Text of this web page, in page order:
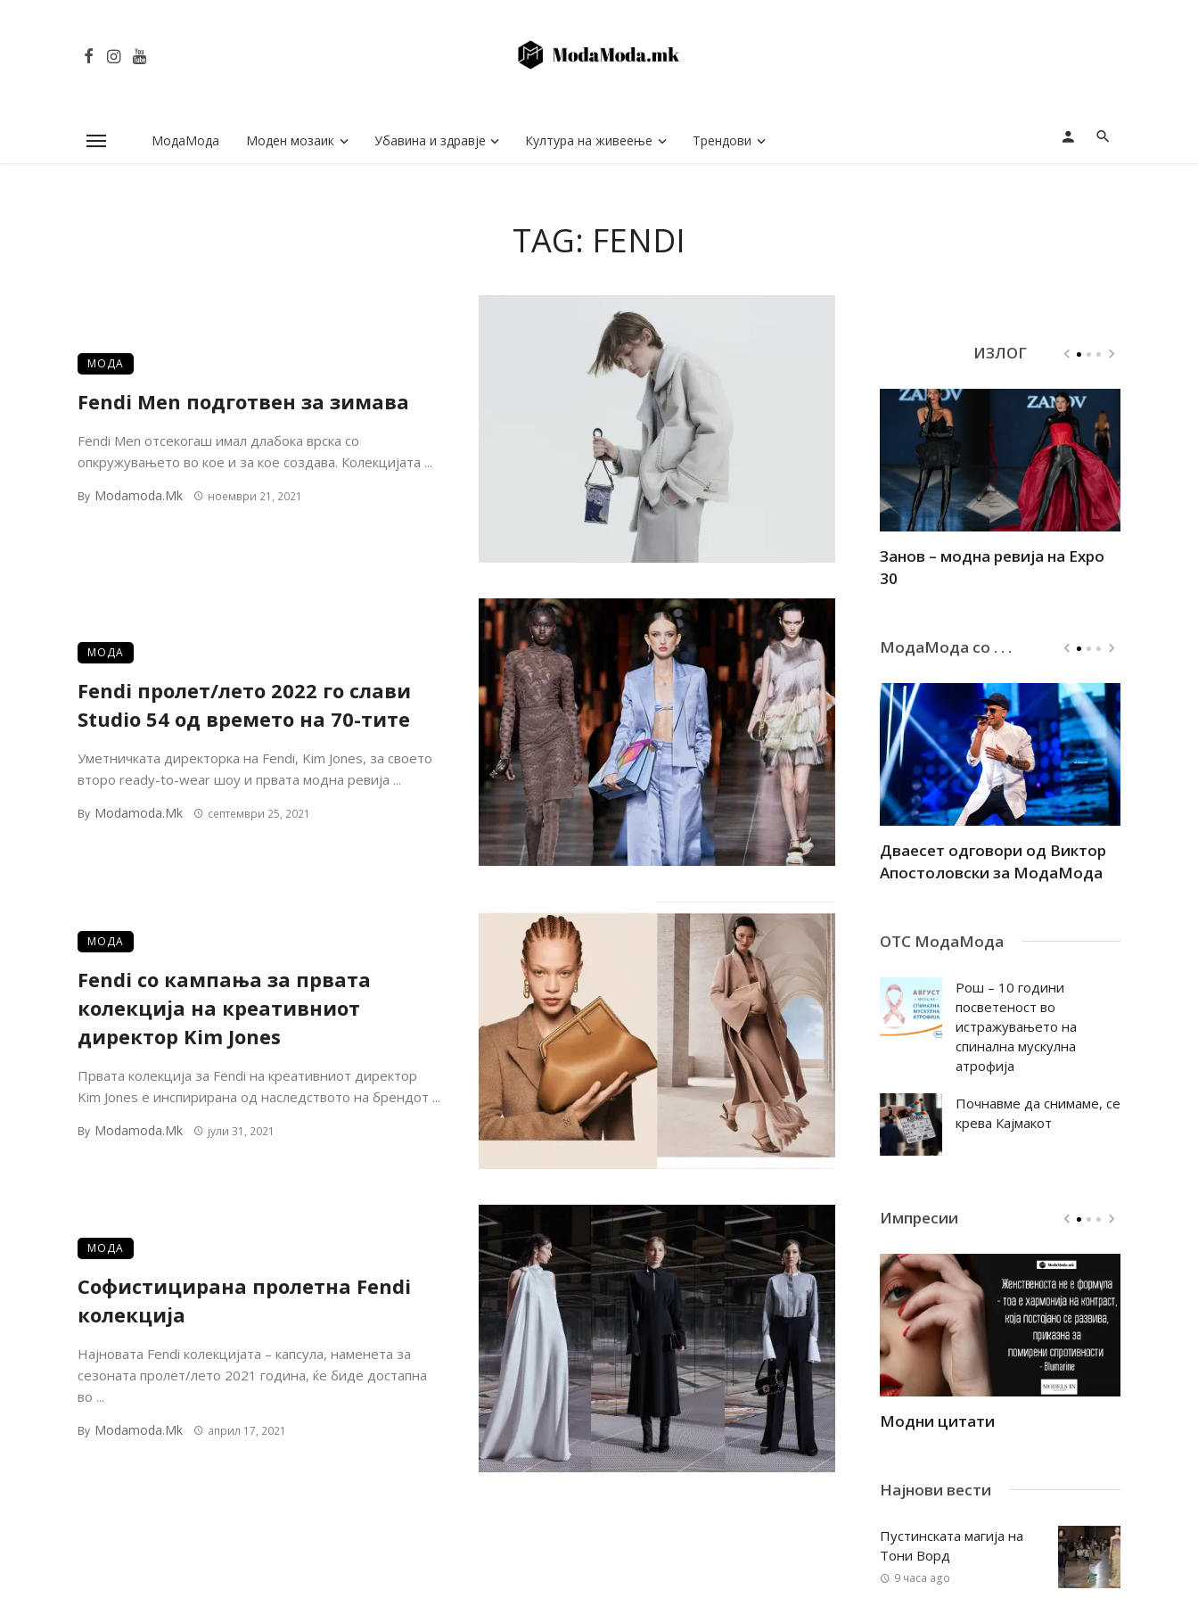
МодаМода Моден мозаик Убавина и здравје Култура на живеење Трендови
TAG: FENDI
МОДА
Fendi Men подготвен за зимава
Fendi Men отсекогаш имал длабока врска со
опкружувањето во кое и за кое создава. Колекцијата ...
By Modamoda.mk ноември 21, 2021
МОДА
Fendi пролет/лето 2022 го слави
Studio 54 од времето на 70-тите
Уметничката директорка на Fendi, Kim Jones, за своето
второ ready-to-wear шоу и првата модна ревија ...
By Modamoda.mk септември 25, 2021
МОДА
Fendi со кампања за првата
колекција на креативниот
директор Kim Jones
Првата колекција за Fendi на креативниот директор
Kim Jones е инспирирана од наследството на брендот ...
By Modamoda.mk јули 31, 2021
МОДА
Софистицирана пролетна Fendi
колекција
Најновата Fendi колекцијата – капсула, наменета за
сезоната пролет/лето 2021 година, ќе биде достапна
во ...
By Modamoda.mk април 17, 2021
ИЗЛОГ
Занов – модна ревија на Expo
30
МодаМода со . . .
Дваесет одговори од Милена
Антовска за МодаМода
Дваесет одговори за
МодаМода со Александар
Дваесет одговори од Виктор
Апостоловски за МодаМода
ОТС МодаМода
Рош – 10 години
посветеност во
истражувањето на
спинална мускулна
атрофија
Почнавме да снимаме, се
крева Кајмакот
Импресии
Модни цитати Модни цитати Модни цитати
Најнови вести
Пустинската магија на
Тони Ворд
9 часа ago